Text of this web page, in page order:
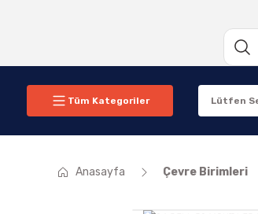
Tüm Kategoriler
Anasayfa Çevre Birimleri